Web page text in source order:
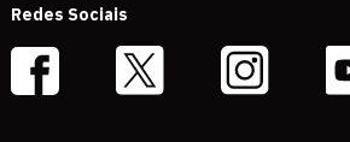
Redes Sociais